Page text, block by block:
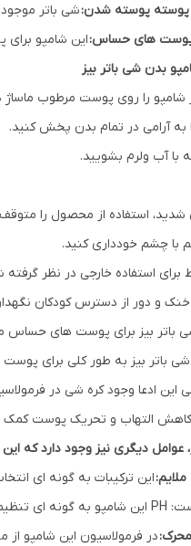
پوسته شدن:شی باتر
های حساس:این شامپو
بدن شی باتر بیز
شامپو را روی پوست مرطوب ماساژ
به آرامی در تمام بدن پخش کنید.
با آب ولرم بشویید.
شدید، استفاده از محصول را
با چشم خودداری کنید.
استفاده خارجی در نظر
و دور از دسترس کودکان
باتر بیز برای پوست های
شی باتر بیز به طور کلی برای
این ادعا وجود کره شی در
کاهش التهاب و تحریک پوست
عوامل دیگری نیز وجود دارد
این ترکیبات به گونه ای
در فرمولاسیون این شامپو